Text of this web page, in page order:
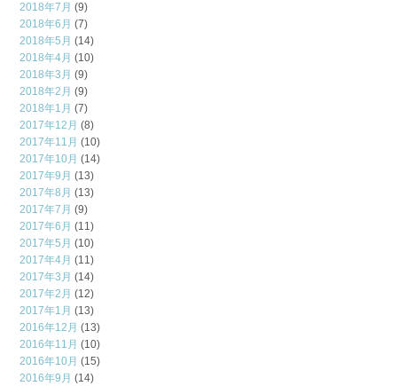
2018年7月 (9)
2018年6月 (7)
2018年5月 (14)
2018年4月 (10)
2018年3月 (9)
2018年2月 (9)
2018年1月 (7)
2017年12月 (8)
2017年11月 (10)
2017年10月 (14)
2017年9月 (13)
2017年8月 (13)
2017年7月 (9)
2017年6月 (11)
2017年5月 (10)
2017年4月 (11)
2017年3月 (14)
2017年2月 (12)
2017年1月 (13)
2016年12月 (13)
2016年11月 (10)
2016年10月 (15)
2016年9月 (14)